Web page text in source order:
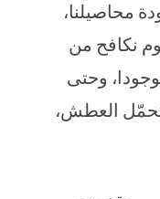
محاصيلنا،
نكافح من
وحتى
تحمّل العطش،